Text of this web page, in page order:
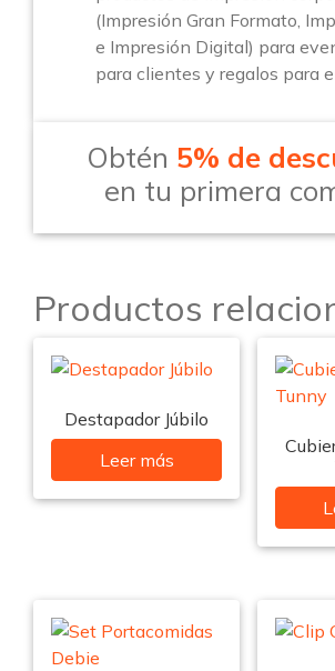
(Impresión Gran Formato,
e Impresión Digital) para
para clientes y regalos para
Obtén 5% de
en tu primera
Productos
Destapador Júbilo
Leer más